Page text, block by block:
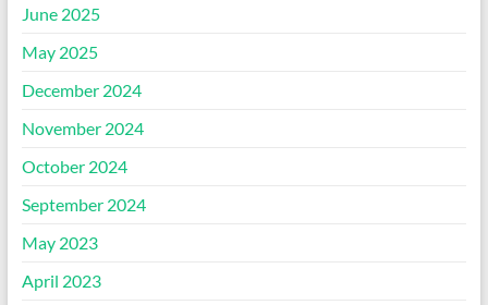
June 2025
May 2025
December 2024
November 2024
October 2024
September 2024
May 2023
April 2023